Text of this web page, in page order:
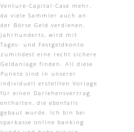
Venture-Capital-Case mehr,
da viele Sammler auch an
der Börse Geld verdienen.
Jahrhunderts, wird mit
Tages- und Festgeldkonto
zumindest eine recht sichere
Geldanlage finden. All diese
Punkte sind in unserer
individuell erstellten Vorlage
für einen Darlehensvertrag
enthalten, die ebenfalls
gebaut wurde. Ich bin bei
sparkasse online banking